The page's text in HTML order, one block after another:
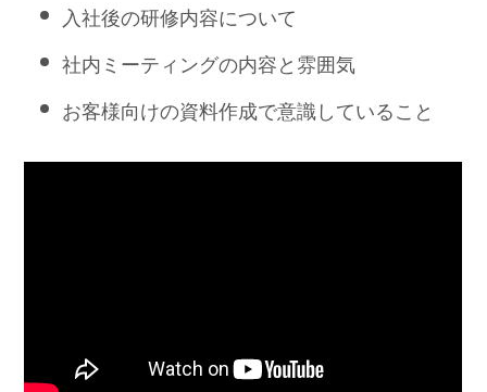
入社後の研修内容について
社内ミーティングの内容と雰囲気
お客様向けの資料作成で意識していること